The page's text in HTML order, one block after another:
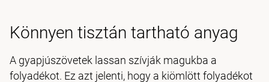
Könnyen tisztán tartható anyag
A gyapjúszövetek lassan szívják magukba a
folyadékot. Ez azt jelenti, hogy a kiömlött folyadékot